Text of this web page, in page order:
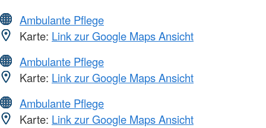
Ambulante Pflege
Karte: Link zur Google Maps Ansicht
Ambulante Pflege
Karte: Link zur Google Maps Ansicht
Ambulante Pflege
Karte: Link zur Google Maps Ansicht